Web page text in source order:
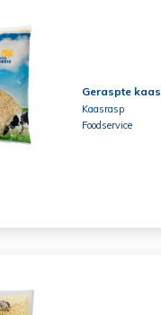
Geraspte kaas
Kaasrasp
Foodservice